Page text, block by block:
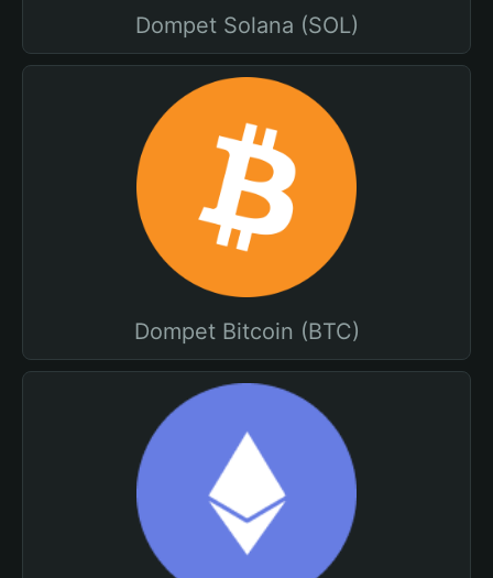
Dompet Solana (SOL)
Dompet Bitcoin (BTC)